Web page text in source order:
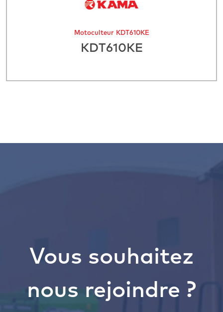
Motoculteur KDT610KE
KDT610KE
Vous souhaitez
nous rejoindre ?